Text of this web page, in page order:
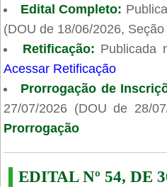
Edital Completo:
(DOU de 18/06/2026,
Retificação: Publicada
Acessar Retificação
Prorrogação de
27/07/2026 (DOU de 28/
Prorrogação
EDITAL Nº 54, DE